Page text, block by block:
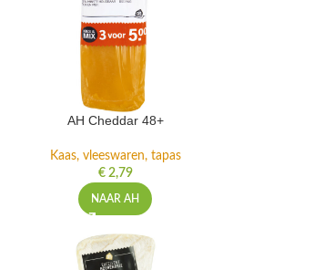
AH Cheddar 48+
Kaas, vleeswaren, tapas
€2,79
NAAR AH